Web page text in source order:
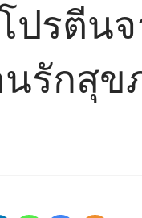
โปรตีน
รักสุข